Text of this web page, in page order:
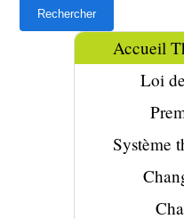
Accueil
Loi
Système